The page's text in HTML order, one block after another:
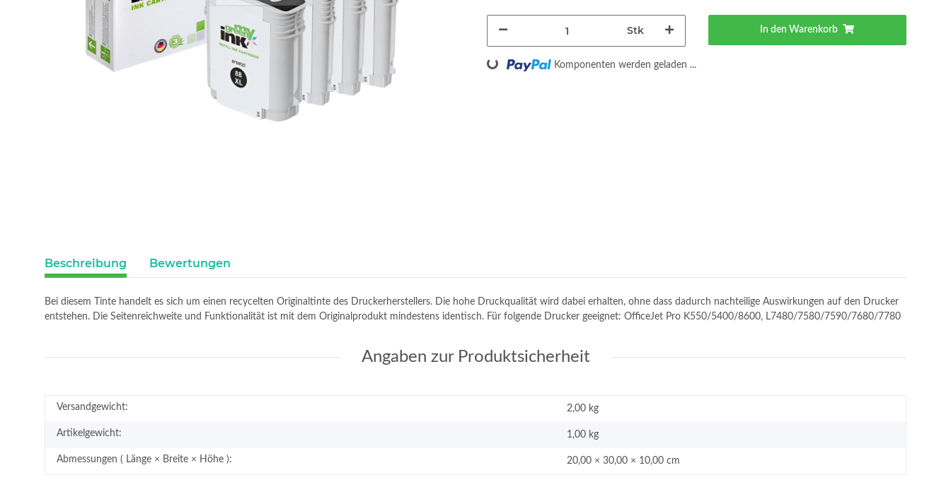
Stk In den Warenkorb
Loading... Komponenten werden geladen ...
Beschreibung Bewertungen
Bei diesem Tinte handelt es sich um einen recycelten Originaltinte des Druckerherstellers. Die hohe Druckqualität wird dabei erhalten, ohne dass dadurch nachteilige Auswirkungen auf den Drucker
entstehen. Die Seitenreichweite und Funktionalität ist mit dem Originalprodukt mindestens identisch. Für folgende Drucker geeignet: OfficeJet Pro K550/5400/8600, L7480/7580/7590/7680/7780
Angaben zur Produktsicherheit
Versandgewicht: 2,00 kg
Artikelgewicht: 1,00 kg
Abmessungen ( Länge × Breite × Höhe ): 20,00 × 30,00 × 10,00 cm